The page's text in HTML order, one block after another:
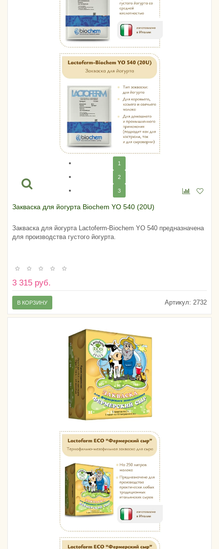
1
2
3
Закваска для йогурта Biochem YO 540 (20U)
Закваска для йогурта Lactoferm-Biochem YO 540 предназначена
для производства густого йогурта.
3 315 руб.
Артикул: 2732
В КОРЗИНУ